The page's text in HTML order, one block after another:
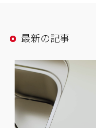
最新の記事